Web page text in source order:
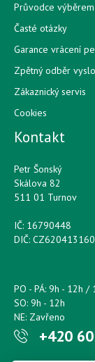
Průvodce
Časté otázky
Garance vrácení
Zpětný odběr
Zákaznický servis
Cookies
Kontakt
Petr Šonský
Skálova 82
511 01 Turnov
IČ: 16790448
DIČ:
PO - PÁ: 9h - 12h /
SO: 9h - 12h
NE: Zavřeno
+420